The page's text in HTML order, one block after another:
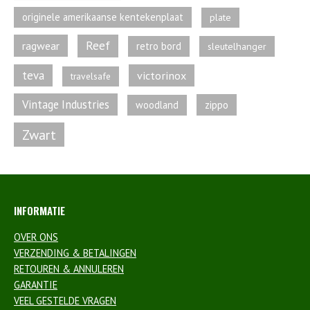
originele amerikaanse kentekenplaat plate
ragwear Reef retro bord sleutelhanger
teva travelsafe victorinox
Vintage Industries woodland zippo
Zwart
INFORMATIE
OVER ONS
VERZENDING & BETALINGEN
RETOUREN & ANNULEREN
GARANTIE
VEEL GESTELDE VRAGEN